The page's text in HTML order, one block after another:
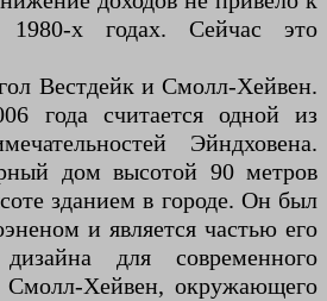
х годах. Сейчас это
Вестдейк и Смолл-Хейвен.
года считается одной из
Эйндховена.
дом высотой 90 метров
зданием в городе. Он был
и является частью его
для современного
Смолл-Хейвен, окружающего